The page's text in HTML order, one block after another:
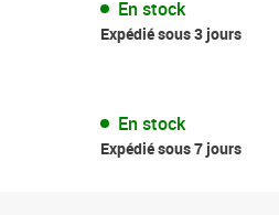
En stock
Expédié sous 3 jours
En stock
Expédié sous 7 jours